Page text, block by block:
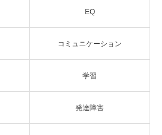
EQ
コミュニケーション
学習
発達障害